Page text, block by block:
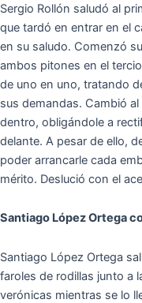
Sergio Rollón saludó al
que tardó en entrar en el
en su saludo. Comenzó
ambos pitones en el
de uno en uno, tratando
sus demandas. Cambió
dentro, obligándole a
delante. A pesar de ello,
poder arrancarle cada
mérito. Deslució con el
Santiago López Ortega
Santiago López Ortega
faroles de rodillas junto a
verónicas mientras se lo